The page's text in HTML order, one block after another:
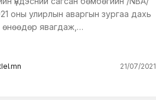
оны улирлын аваргын зургаа дахь
өнөөдөр явагдаж,…
21/07/2021